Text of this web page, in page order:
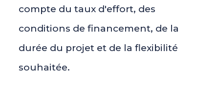
compte du taux d'effort, des
conditions de financement, de la
durée du projet et de la flexibilité
souhaitée.